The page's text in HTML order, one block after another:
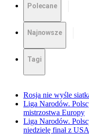
Polecane
Najnowsze
Tagi
Rosja nie wyśle
Liga Narodów.
mistrzostwa Europy
Liga Narodów.
niedzielę finał z USA